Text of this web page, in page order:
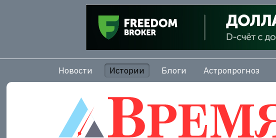
Новости Истории Блоги Астропрогноз